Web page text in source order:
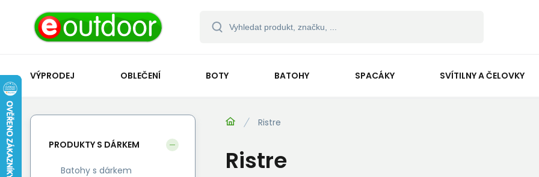
VÝPRODEJ OBLEČENÍ BOTY BATOHY SPACÁKY SVÍTILNY A ČELOVKY
Ristre
Ristre
PRODUKTY S DÁRKEM
Batohy s dárkem